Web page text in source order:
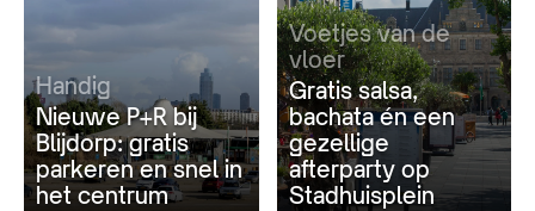
Handig
Nieuwe P+R bij
Blijdorp: gratis
parkeren en snel in
het centrum
Voetjes van de
vloer
Gratis salsa,
bachata én een
gezellige
afterparty op
Stadhuisplein